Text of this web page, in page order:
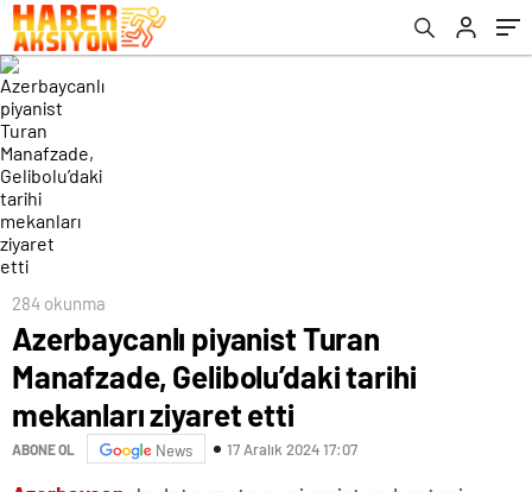
284 okunma
Azerbaycanlı piyanist Turan
Manafzade, Gelibolu’daki tarihi
mekanları ziyaret etti
ABONE OL News 17 Aralık 2024 17:07